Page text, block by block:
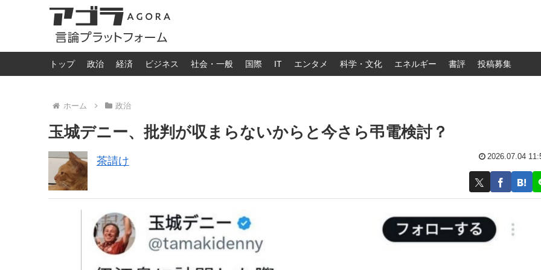
トップ 政治 経済 ビジネス 社会・一般 国際 IT エンタメ 科学・文化 エネルギー 書評 投稿募集
ホーム 政治
玉城デニー、批判が収まらないからと今さら弔電検討？
茶請け 2026.07.04